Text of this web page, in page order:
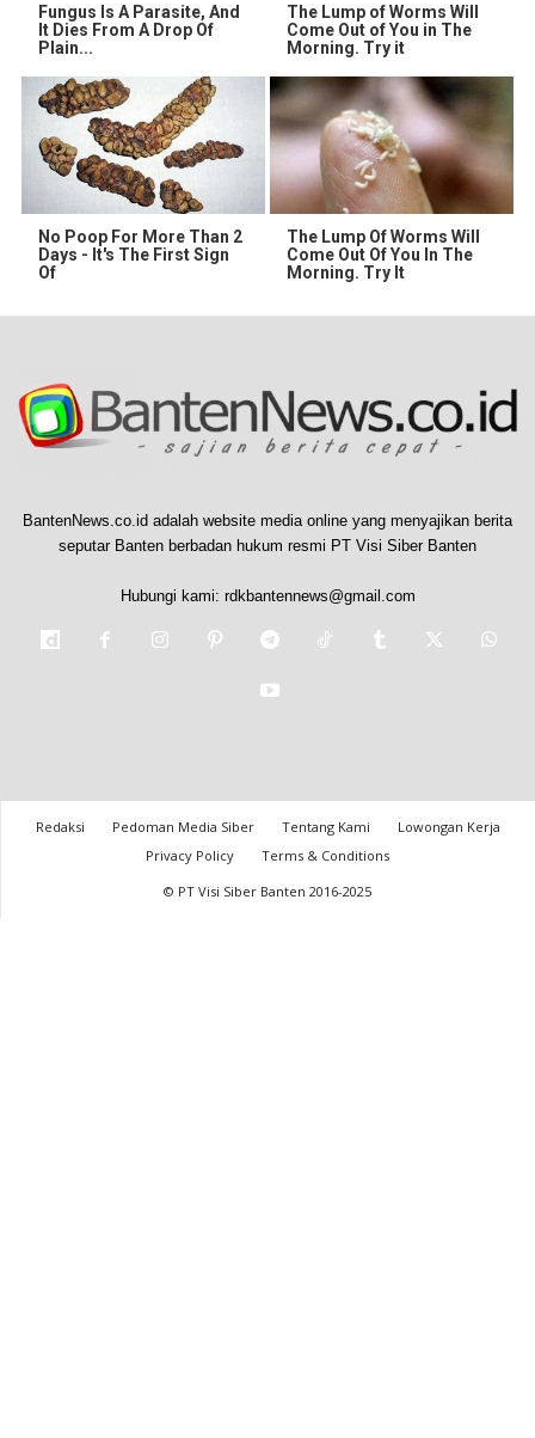
Fungus Is A Parasite, And
It Dies From A Drop Of
Plain...
The Lump of Worms Will
Come Out of You in The
Morning. Try it
No Poop For More Than 2
Days - It's The First Sign
Of
The Lump Of Worms Will
Come Out Of You In The
Morning. Try It
BantenNews.co.id adalah website media online yang menyajikan berita
seputar Banten berbadan hukum resmi PT Visi Siber Banten
Hubungi kami: rdkbantennews@gmail.com
Redaksi Pedoman Media Siber Tentang Kami
Lowongan Kerja
Privacy Policy
Terms & Conditions
© PT Visi Siber Banten 2016-2025